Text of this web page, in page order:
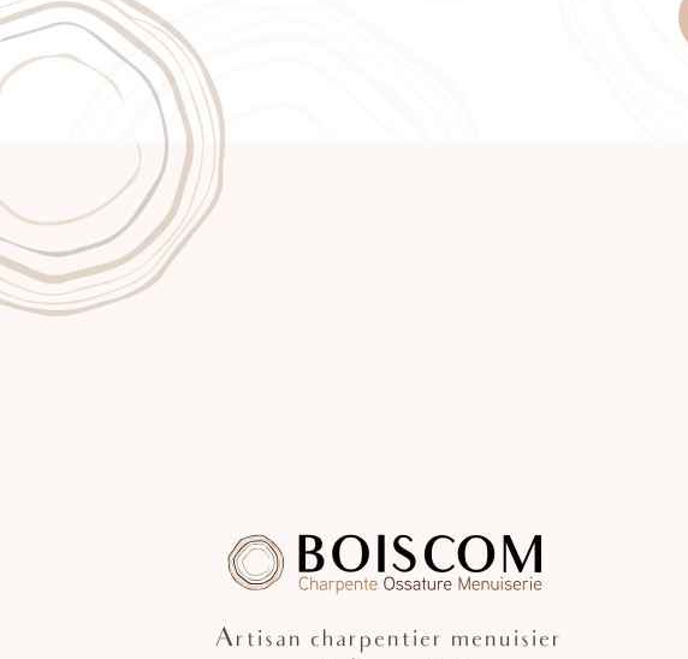
Artisan charpentier menuisier